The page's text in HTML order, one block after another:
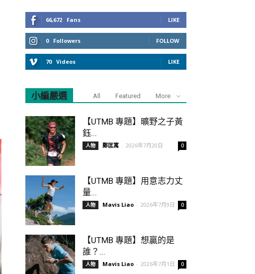
66,672 Fans LIKE
0 Followers FOLLOW
70 Videos LIKE
小編嚴選 All Featured More
【UTMB 專題】曠野之子黃
鈺...
人物 鄭匡寓 - 2026年7月20日 0
【UTMB 專題】用意志力丈
量...
人物 Mavis Liao - 2026年7月9日 0
【UTMB 專題】想贏的是
誰？...
人物 Mavis Liao - 2026年7月1日 0